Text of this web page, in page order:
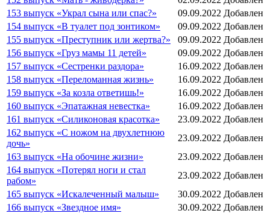
153 выпуск «Украл сына или спас?»
09.09.2022 Добавлен
154 выпуск «В туалет под зонтиком»
09.09.2022 Добавлен
155 выпуск «Преступник или жертва?»
09.09.2022 Добавлен
156 выпуск «Груз мамы 11 детей»
09.09.2022 Добавлен
157 выпуск «Сестренки раздора»
16.09.2022 Добавлен
158 выпуск «Переломанная жизнь»
16.09.2022 Добавлен
159 выпуск «За козла ответишь!»
16.09.2022 Добавлен
160 выпуск «Эпатажная невестка»
16.09.2022 Добавлен
161 выпуск «Силиконовая красотка»
23.09.2022 Добавлен
162 выпуск «С ножом на двухлетнюю
дочь»
23.09.2022 Добавлен
163 выпуск «На обочине жизни»
23.09.2022 Добавлен
164 выпуск «Потерял ноги и стал
рабом»
23.09.2022 Добавлен
165 выпуск «Искалеченный малыш»
30.09.2022 Добавлен
166 выпуск «Звездное имя»
30.09.2022 Добавлен